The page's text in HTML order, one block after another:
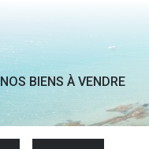
NOS BIENS À VENDRE